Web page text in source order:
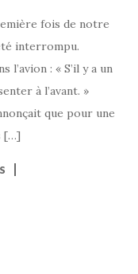
fois de notre
interrompu.
l’avion : « S’il y a un
à l’avant. »
que pour une
[…]